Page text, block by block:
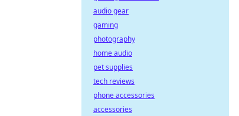
audio gear
gaming
photography
home audio
pet supplies
tech reviews
phone accessories
accessories